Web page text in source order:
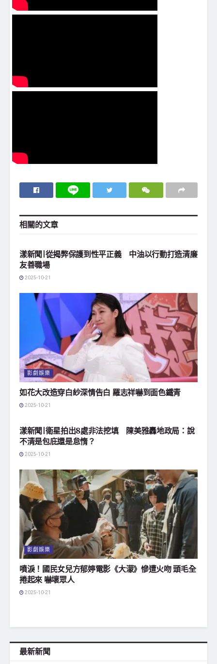
相關的文章
漾新聞|從揭弊保護到性平正義 中油以行動打造清廉
友善職場
2025-10-21
影劇娛樂
如花大改造穿白紗深情告白 羅志祥嚇到面色鐵青
2025-10-21
漾新聞|衛星拍出8處非法挖填 陳美雅轟地政局：說
不清是包庇還是怠惰？
2025-10-21
影劇娛樂
噴淚！國民女兒方郁婷電影《大濛》慘遭火吻 頭毛全
捲起來 嚇壞眾人
2025-10-21
最新新聞